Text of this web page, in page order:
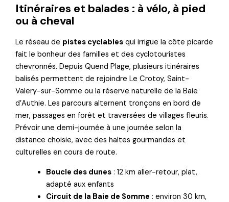
Itinéraires et balades : à vélo, à pied
ou à cheval
Le réseau de pistes cyclables qui irrigue la côte picarde
fait le bonheur des familles et des cyclotouristes
chevronnés. Depuis Quend Plage, plusieurs itinéraires
balisés permettent de rejoindre Le Crotoy, Saint-
Valery-sur-Somme ou la réserve naturelle de la Baie
d’Authie. Les parcours alternent tronçons en bord de
mer, passages en forêt et traversées de villages fleuris.
Prévoir une demi-journée à une journée selon la
distance choisie, avec des haltes gourmandes et
culturelles en cours de route.
Boucle des dunes : 12 km aller-retour, plat,
adapté aux enfants
Circuit de la Baie de Somme : environ 30 km,